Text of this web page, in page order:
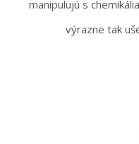
manipulujú s
výrazne tak